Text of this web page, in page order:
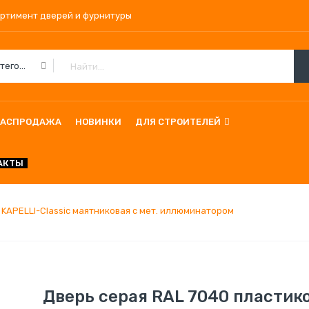
дверей и фурнитуры
Все Категории
НОВИНКИ ДЛЯ СТРОИТЕЛЕЙ
Classic маятниковая с мет. иллюминатором
Дверь серая RAL 7040